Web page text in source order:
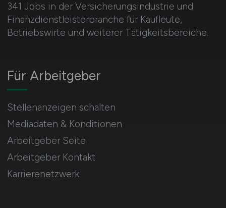
341 Jobs in der Versicherungsindustrie und
Finanzdienstleisterbranche für Kaufleute,
Betriebswirte und weiterer Tätigkeitsbereiche.
Für Arbeitgeber
Stellenanzeigen schalten
Mediadaten & Konditionen
Arbeitgeber Seite
Arbeitgeber Kontakt
Karrierenetzwerk